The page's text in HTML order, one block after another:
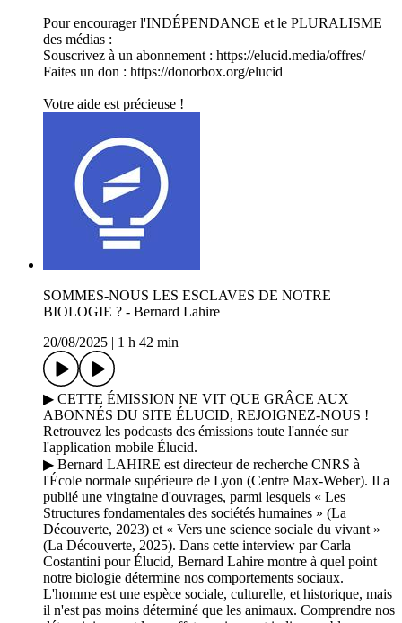
Pour encourager l'INDÉPENDANCE et le PLURALISME
des médias :
Souscrivez à un abonnement : ⁠⁠⁠⁠⁠⁠⁠⁠⁠⁠⁠⁠⁠⁠⁠⁠⁠⁠⁠⁠⁠⁠⁠⁠⁠⁠⁠⁠⁠⁠⁠⁠⁠⁠⁠https://elucid.media/offres/⁠⁠⁠⁠⁠⁠⁠⁠⁠⁠⁠⁠⁠⁠⁠⁠⁠⁠⁠⁠⁠⁠⁠⁠⁠⁠⁠⁠⁠⁠⁠⁠⁠⁠⁠
Faites un don : ⁠⁠⁠⁠⁠⁠https://donorbox.org/elucid⁠⁠⁠⁠⁠⁠
Votre aide est précieuse !
SOMMES-NOUS LES ESCLAVES DE NOTRE
BIOLOGIE ? - Bernard Lahire
20/08/2025
1 h 42 min
▶ CETTE ÉMISSION NE VIT QUE GRÂCE AUX
ABONNÉS DU SITE ÉLUCID, REJOIGNEZ-NOUS !
Retrouvez les podcasts des émissions toute l'année sur
l'application mobile Élucid.
▶ Bernard LAHIRE est directeur de recherche CNRS à
l'École normale supérieure de Lyon (Centre Max-Weber). Il a
publié une vingtaine d'ouvrages, parmi lesquels « Les
Structures fondamentales des sociétés humaines » (La
Découverte, 2023) et « Vers une science sociale du vivant »
(La Découverte, 2025). Dans cette interview par Carla
Costantini pour Élucid, Bernard Lahire montre à quel point
notre biologie détermine nos comportements sociaux.
L'homme est une espèce sociale, culturelle, et historique, mais
il n'est pas moins déterminé que les animaux. Comprendre nos